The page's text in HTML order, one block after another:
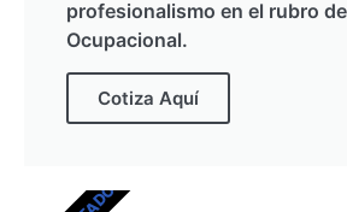
profesionalismo en el rubro
Ocupacional.
Cotiza Aquí